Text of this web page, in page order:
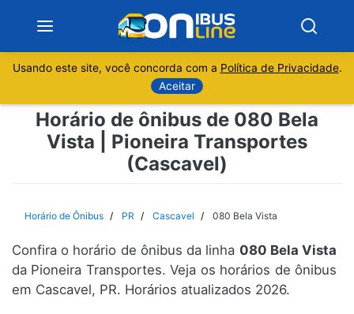
Sobre
Minas Gerais
Rio de Janeiro
Espírito Santo
Usando este site, você concorda com a Política de Privacidade.
Aceitar
Horário de ônibus de 080 Bela
Vista | Pioneira Transportes
(Cascavel)
Horário de Ônibus PR Cascavel 080 Bela Vista
Confira o horário de ônibus da linha 080 Bela Vista
da Pioneira Transportes. Veja os horários de ônibus
em Cascavel, PR. Horários atualizados 2026.